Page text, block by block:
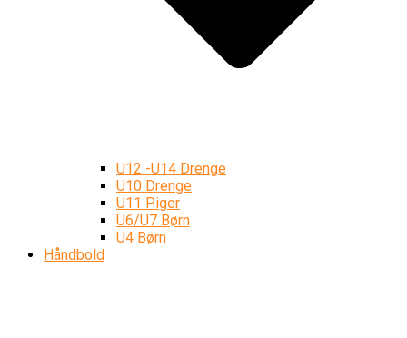
U12 -U14 Drenge
U10 Drenge
U11 Piger
U6/U7 Børn
U4 Børn
Håndbold